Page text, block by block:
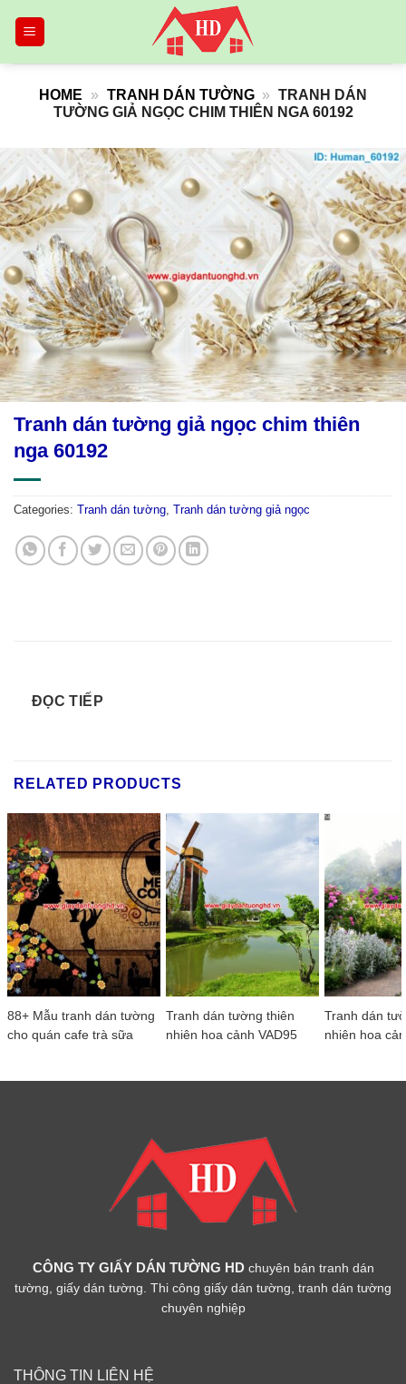
HOME » TRANH DÁN TƯỜNG » TRANH DÁN
TƯỜNG GIẢ NGỌC CHIM THIÊN NGA 60192
Tranh dán tường giả ngọc chim thiên
nga 60192
Categories: Tranh dán tường, Tranh dán tường giả ngọc
ĐỌC TIẾP
RELATED PRODUCTS
88+ Mẫu tranh dán tường
cho quán cafe trà sữa
Tranh dán tường thiên
nhiên hoa cảnh VAD95
Tranh dán
nhiên hoa
CÔNG TY GIẤY DÁN TƯỜNG HD chuyên bán tranh dán
tường, giấy dán tường. Thi công giấy dán tường, tranh dán tường
chuyên nghiệp
THÔNG TIN LIÊN HỆ